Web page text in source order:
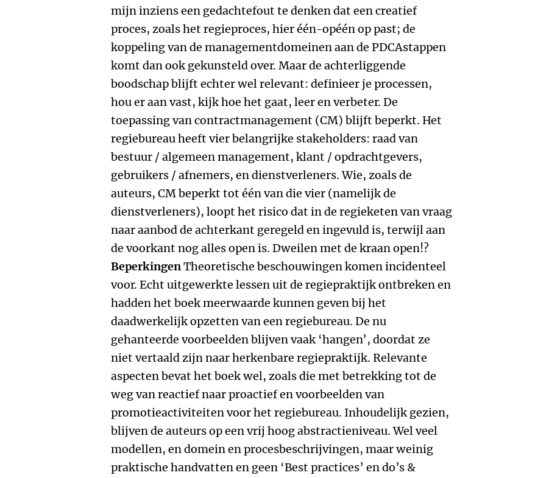
mijn inziens een gedachtefout te denken dat een creatief
proces, zoals het regieproces, hier één-op­één op past; de
koppeling van de managementdomeinen aan de PDCA­stappen
komt dan ook gekunsteld over. Maar de achterliggende
boodschap blijft echter wel relevant: definieer je processen,
hou er aan vast, kijk hoe het gaat, leer en verbeter. De
toepassing van contractmanagement (CM) blijft beperkt. Het
regiebureau heeft vier belangrijke stakeholders: raad van
bestuur / algemeen management, klant / opdrachtgevers,
gebruikers / afnemers, en dienstverleners. Wie, zoals de
auteurs, CM beperkt tot één van die vier (namelijk de
dienstverleners), loopt het risico dat in de regieketen van vraag
naar aanbod de achterkant geregeld en ingevuld is, terwijl aan
de voorkant nog alles open is. Dweilen met de kraan open!?
BeperkingenTheoretische beschouwingen komen incidenteel
voor. Echt uitgewerkte lessen uit de regiepraktijk ontbreken en
hadden het boek meerwaarde kunnen geven bij het
daadwerkelijk opzetten van een regiebureau. De nu
gehanteerde voorbeelden blijven vaak ‘hangen’, doordat ze
niet vertaald zijn naar herkenbare regiepraktijk. Relevante
aspecten bevat het boek wel, zoals die met betrekking tot de
weg van reactief naar proactief en voorbeelden van
promotieactiviteiten voor het regiebureau. Inhoudelijk gezien,
blijven de auteurs op een vrij hoog abstractieniveau. Wel veel
modellen, en domein­ en procesbeschrijvingen, maar weinig
praktische handvatten en geen ‘Best practices’ en do’s &